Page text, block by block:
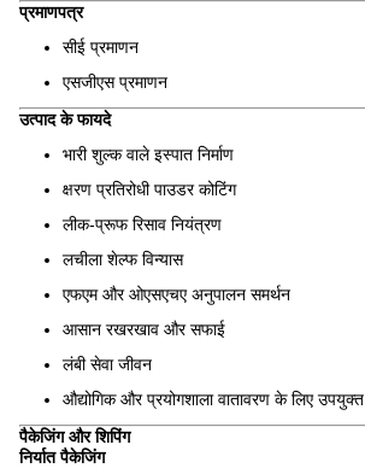
प्रमाणपत्र
सीई प्रमाणन
एसजीएस प्रमाणन
उत्पाद के फायदे
भारी शुल्क वाले इस्पात निर्माण
क्षरण प्रतिरोधी पाउडर कोटिंग
लीक-प्रूफ रिसाव नियंत्रण
लचीला शेल्फ विन्यास
एफएम और ओएसएचए अनुपालन समर्थन
आसान रखरखाव और सफाई
लंबी सेवा जीवन
औद्योगिक और प्रयोगशाला वातावरण के लिए उपयुक्त
पैकेजिंग और शिपिंग
निर्यात पैकेजिंग